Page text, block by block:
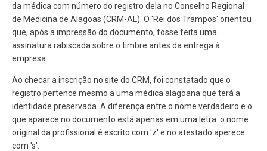
da médica com número do registro dela no Conselho Regional
de Medicina de Alagoas (CRM-AL). O 'Rei dos Trampos' orientou
que, após a impressão do documento, fosse feita uma
assinatura rabiscada sobre o timbre antes da entrega à
empresa.
Ao checar a inscrição no site do CRM, foi constatado que o
registro pertence mesmo a uma médica alagoana que terá a
identidade preservada. A diferença entre o nome verdadeiro e o
que aparece no documento está apenas em uma letra: o nome
original da profissional é escrito com 'z' e no atestado aperece
com 's'.